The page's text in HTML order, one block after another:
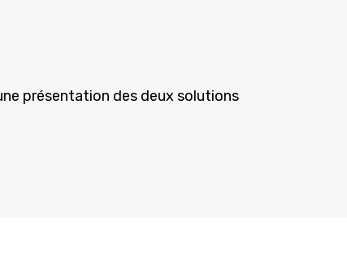
présentation des deux solutions